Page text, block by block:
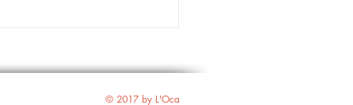
© 2017 by L'Oca